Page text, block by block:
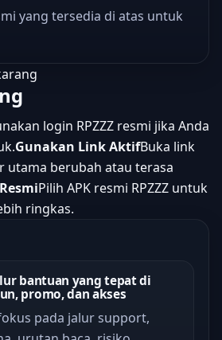
yang tersedia di atas untuk
login RPZZZ resmi jika Anda
Gunakan Link AktifBuka link
utama berubah atau terasa
Pilih APK resmi RPZZZ untuk
ringkas.
bantuan yang tepat di
promo, dan akses
pada jalur support,